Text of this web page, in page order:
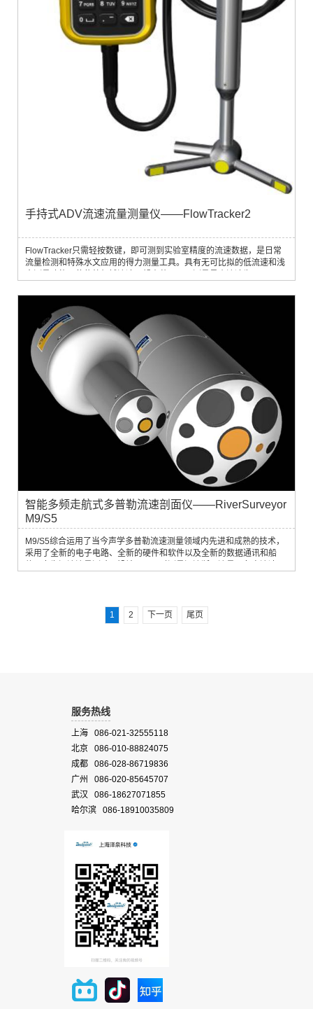
手持式ADV流速流量测量仪——FlowTracker2
FlowTracker只需轻按数键，即可测到实验室精度的流速数据，是日常
流量检测和特殊水文应用的得力测量工具。具有无可比拟的低流速和浅
智能多频走航式多普勒流速剖面仪——RiverSurveyor
M9/S5
M9/S5综合运用了当今声学多普勒流速测量领域内先进和成熟的技术，
采用了全新的电子电路、全新的硬件和软件以及全新的数据通讯和船
1 2 下一页 尾页
服务热线
上海 086-021-32555118
北京 086-010-88824075
成都 086-028-86719836
广州 086-020-85645707
武汉 086-18627071855
哈尔滨 086-18910035809